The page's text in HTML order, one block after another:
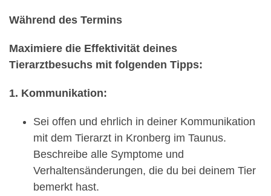
Während des Termins
Maximiere die Effektivität deines
Tierarztbesuchs mit folgenden Tipps:
1. Kommunikation:
Sei offen und ehrlich in deiner Kommunikation
mit dem Tierarzt in Kronberg im Taunus.
Beschreibe alle Symptome und
Verhaltensänderungen, die du bei deinem Tier
bemerkt hast.